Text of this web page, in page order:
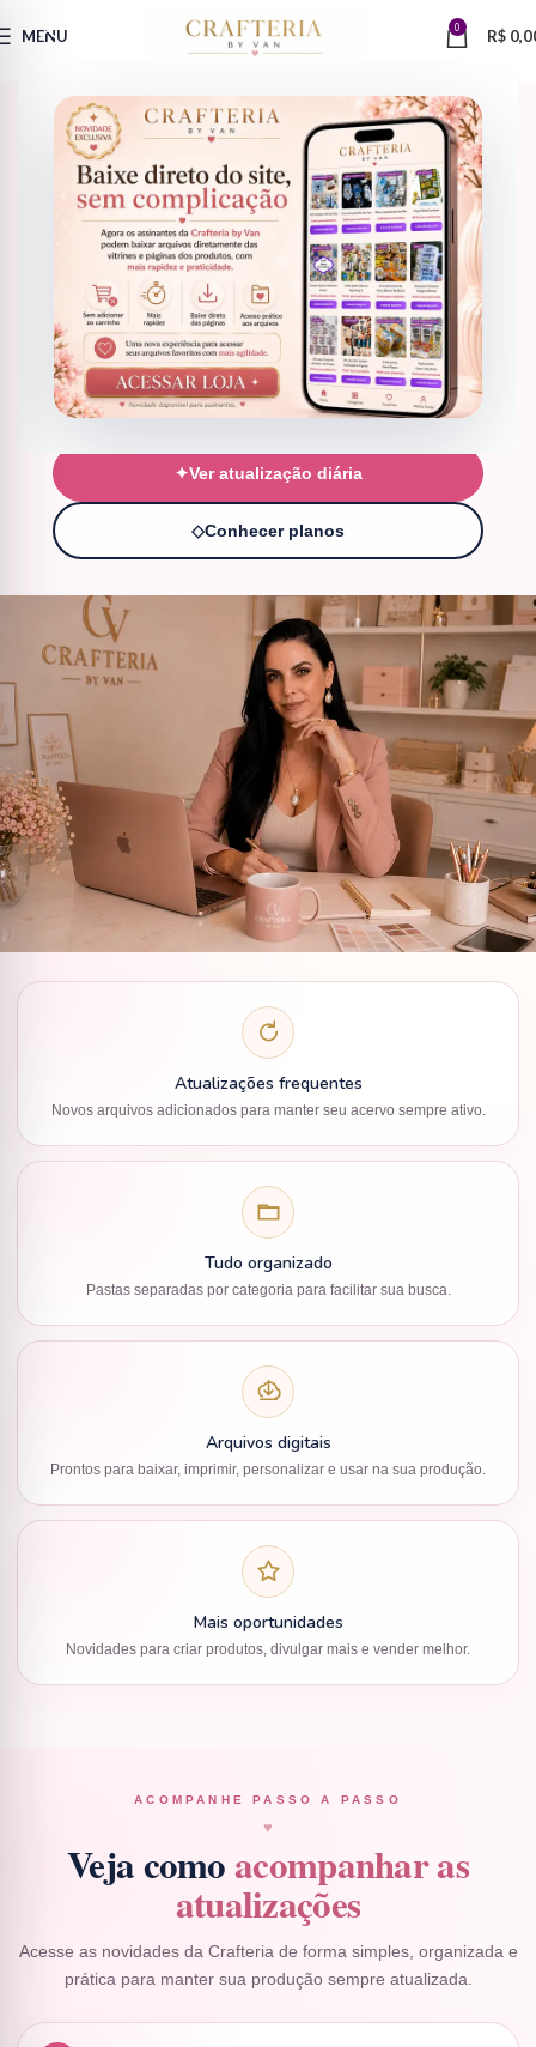
MENU 0 R$
ATUALIZAÇÕES DIÁRIAS
Novidades fresquinhas para
deixar seu acervosempre
atualizado
Todos os novos arquivos entram na pasta da Crafteria para você
criar, personalizar e vender ainda mais. Mais organização,
praticidade e inspiração para o seu negócio criativo.
✦Ver atualização diária
◇Conhecer planos
Atualizações frequentes
Novos arquivos adicionados para manter seu acervo sempre ativo.
Tudo organizado
Pastas separadas por categoria para facilitar sua busca.
Arquivos digitais
Prontos para baixar, imprimir, personalizar e usar na sua produção.
Mais oportunidades
Novidades para criar produtos, divulgar mais e vender melhor.
ACOMPANHE PASSO A PASSO
♥
Veja comoacompanhar as
atualizações
Acesse as novidades da Crafteria de forma simples, organizada e
prática para manter sua produção sempre atualizada.